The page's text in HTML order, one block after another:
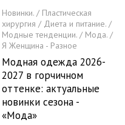
Новинки. / Пластическая
хирургия / Диета и питание. /
Модные тенденции. / Мода. /
Я Женщина - Разное
Модная одежда 2026-
2027 в горчичном
оттенке: актуальные
новинки сезона -
«Мода»